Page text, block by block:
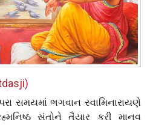
સમયમાં ભગવાન સ્વામિનારાયણે
સંતોને તૈયાર કરી માનવ